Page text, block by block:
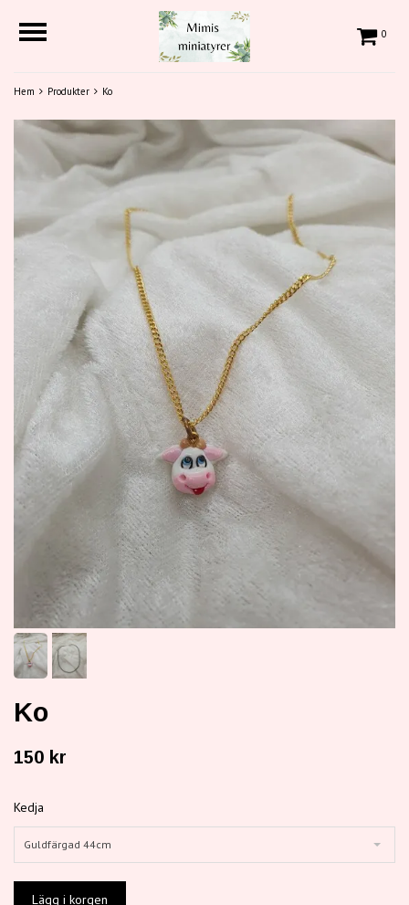
0
Hem Produkter Ko
Ko
150 kr
Kedja
Guldfärgad 44cm